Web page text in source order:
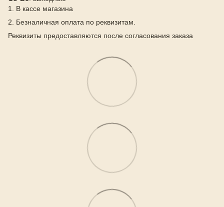
1. В кассе магазина
2. Безналичная оплата по реквизитам.
Реквизиты предоставляются после согласования заказа